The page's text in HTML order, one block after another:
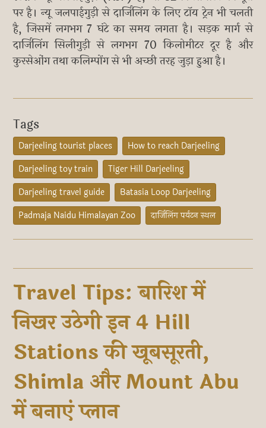
पर है। न्यू जलपाईगुड़ी से दार्जिलिंग के लिए टॉय ट्रेन भी चलती
है, जिसमें लगभग 7 घंटे का समय लगता है। सड़क मार्ग से
दार्जिलिंग सिलीगुड़ी से लगभग 70 किलोमीटर दूर है और
कुरसेओंग तथा कलिम्पोंग से भी अच्छी तरह जुड़ा हुआ है।
Tags
Darjeeling tourist places
How to reach Darjeeling
Darjeeling toy train
Tiger Hill Darjeeling
Darjeeling travel guide
Batasia Loop Darjeeling
Padmaja Naidu Himalayan Zoo
दार्जिलिंग पर्यटन स्थल
Travel Tips: बारिश में
निखर उठेगी इन 4 Hill
Stations की खूबसूरती,
Shimla और Mount Abu
में बनाएं प्लान